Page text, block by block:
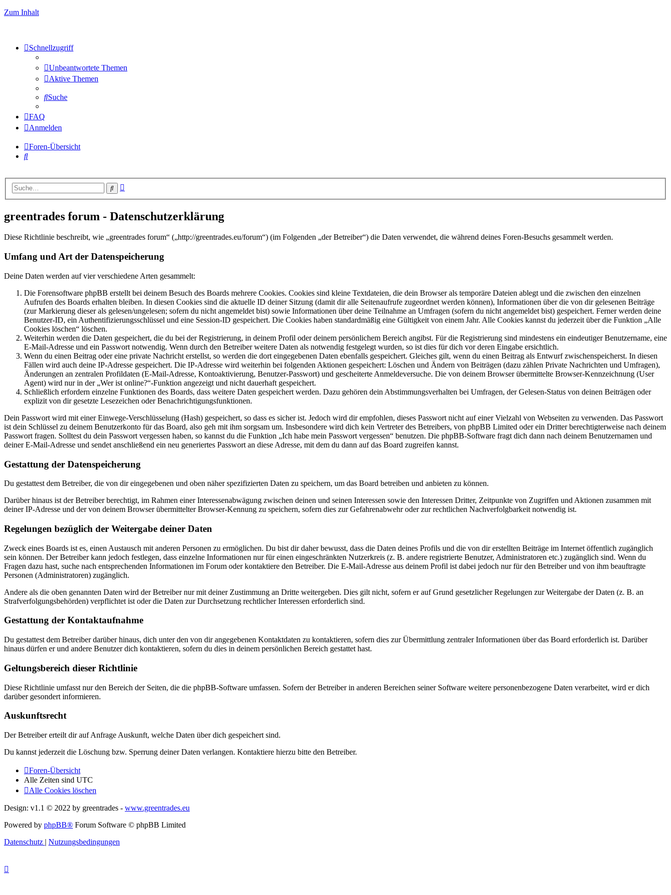
Zum Inhalt
Schnellzugriff
Unbeantwortete Themen
Aktive Themen
Suche
FAQ
Anmelden
Foren-Übersicht
Suche
Suche
greentrades forum - Datenschutzerklärung
Diese Richtlinie beschreibt, wie „greentrades forum“ („http://greentrades.eu/forum“) (im Folgenden „der Betreiber“) die Daten verwendet, die während deines Foren-Besuchs gesammelt werden.
Umfang und Art der Datenspeicherung
Deine Daten werden auf vier verschiedene Arten gesammelt:
Die Forensoftware phpBB erstellt bei deinem Besuch des Boards mehrere Cookies. Cookies sind kleine Textdateien, die dein Browser als temporäre Dateien ablegt und die zwischen den einzelnen
Aufrufen des Boards erhalten bleiben. In diesen Cookies sind die aktuelle ID deiner Sitzung (damit dir alle Seitenaufrufe zugeordnet werden können), Informationen über die von dir gelesenen Beiträge
(zur Markierung dieser als gelesen/ungelesen; sofern du nicht angemeldet bist) sowie Informationen über deine Teilnahme an Umfragen (sofern du nicht angemeldet bist) gespeichert. Ferner werden deine
Benutzer-ID, ein Authentifizierungsschlüssel und eine Session-ID gespeichert. Die Cookies haben standardmäßig eine Gültigkeit von einem Jahr. Alle Cookies kannst du jederzeit über die Funktion „Alle
Cookies löschen“ löschen.
Weiterhin werden die Daten gespeichert, die du bei der Registrierung, in deinem Profil oder deinem persönlichem Bereich angibst. Für die Registrierung sind mindestens ein eindeutiger Benutzername, eine
E-Mail-Adresse und ein Passwort notwendig. Wenn durch den Betreiber weitere Daten als notwendig festgelegt wurden, so ist dies für dich vor deren Eingabe ersichtlich.
Wenn du einen Beitrag oder eine private Nachricht erstellst, so werden die dort eingegebenen Daten ebenfalls gespeichert. Gleiches gilt, wenn du einen Beitrag als Entwurf zwischenspeicherst. In diesen
Fällen wird auch deine IP-Adresse gespeichert. Die IP-Adresse wird weiterhin bei folgenden Aktionen gespeichert: Löschen und Ändern von Beiträgen (dazu zählen Private Nachrichten und Umfragen),
Änderungen an zentralen Profildaten (E-Mail-Adresse, Kontoaktivierung, Benutzer-Passwort) und gescheiterte Anmeldeversuche. Die von deinem Browser übermittelte Browser-Kennzeichnung (User
Agent) wird nur in der „Wer ist online?“-Funktion angezeigt und nicht dauerhaft gespeichert.
Schließlich erfordern einzelne Funktionen des Boards, dass weitere Daten gespeichert werden. Dazu gehören dein Abstimmungsverhalten bei Umfragen, der Gelesen-Status von deinen Beiträgen oder
explizit von dir gesetzte Lesezeichen oder Benachrichtigungsfunktionen.
Dein Passwort wird mit einer Einwege-Verschlüsselung (Hash) gespeichert, so dass es sicher ist. Jedoch wird dir empfohlen, dieses Passwort nicht auf einer Vielzahl von Webseiten zu verwenden. Das Passwort
ist dein Schlüssel zu deinem Benutzerkonto für das Board, also geh mit ihm sorgsam um. Insbesondere wird dich kein Vertreter des Betreibers, von phpBB Limited oder ein Dritter berechtigterweise nach deinem
Passwort fragen. Solltest du dein Passwort vergessen haben, so kannst du die Funktion „Ich habe mein Passwort vergessen“ benutzen. Die phpBB-Software fragt dich dann nach deinem Benutzernamen und
deiner E-Mail-Adresse und sendet anschließend ein neu generiertes Passwort an diese Adresse, mit dem du dann auf das Board zugreifen kannst.
Gestattung der Datenspeicherung
Du gestattest dem Betreiber, die von dir eingegebenen und oben näher spezifizierten Daten zu speichern, um das Board betreiben und anbieten zu können.
Darüber hinaus ist der Betreiber berechtigt, im Rahmen einer Interessenabwägung zwischen deinen und seinen Interessen sowie den Interessen Dritter, Zeitpunkte von Zugriffen und Aktionen zusammen mit
deiner IP-Adresse und der von deinem Browser übermittelter Browser-Kennung zu speichern, sofern dies zur Gefahrenabwehr oder zur rechtlichen Nachverfolgbarkeit notwendig ist.
Regelungen bezüglich der Weitergabe deiner Daten
Zweck eines Boards ist es, einen Austausch mit anderen Personen zu ermöglichen. Du bist dir daher bewusst, dass die Daten deines Profils und die von dir erstellten Beiträge im Internet öffentlich zugänglich
sein können. Der Betreiber kann jedoch festlegen, dass einzelne Informationen nur für einen eingeschränkten Nutzerkreis (z. B. andere registrierte Benutzer, Administratoren etc.) zugänglich sind. Wenn du
Fragen dazu hast, suche nach entsprechenden Informationen im Forum oder kontaktiere den Betreiber. Die E-Mail-Adresse aus deinem Profil ist dabei jedoch nur für den Betreiber und von ihm beauftragte
Personen (Administratoren) zugänglich.
Andere als die oben genannten Daten wird der Betreiber nur mit deiner Zustimmung an Dritte weitergeben. Dies gilt nicht, sofern er auf Grund gesetzlicher Regelungen zur Weitergabe der Daten (z. B. an
Strafverfolgungsbehörden) verpflichtet ist oder die Daten zur Durchsetzung rechtlicher Interessen erforderlich sind.
Gestattung der Kontaktaufnahme
Du gestattest dem Betreiber darüber hinaus, dich unter den von dir angegebenen Kontaktdaten zu kontaktieren, sofern dies zur Übermittlung zentraler Informationen über das Board erforderlich ist. Darüber
hinaus dürfen er und andere Benutzer dich kontaktieren, sofern du dies in deinem persönlichen Bereich gestattet hast.
Geltungsbereich dieser Richtlinie
Diese Richtlinie umfasst nur den Bereich der Seiten, die die phpBB-Software umfassen. Sofern der Betreiber in anderen Bereichen seiner Software weitere personenbezogene Daten verarbeitet, wird er dich
darüber gesondert informieren.
Auskunftsrecht
Der Betreiber erteilt dir auf Anfrage Auskunft, welche Daten über dich gespeichert sind.
Du kannst jederzeit die Löschung bzw. Sperrung deiner Daten verlangen. Kontaktiere hierzu bitte den Betreiber.
Foren-Übersicht
Alle Zeiten sind UTC
Alle Cookies löschen
Design: v1.1 © 2022 by greentrades - www.greentrades.eu
Powered by phpBB® Forum Software © phpBB Limited
Datenschutz | Nutzungsbedingungen